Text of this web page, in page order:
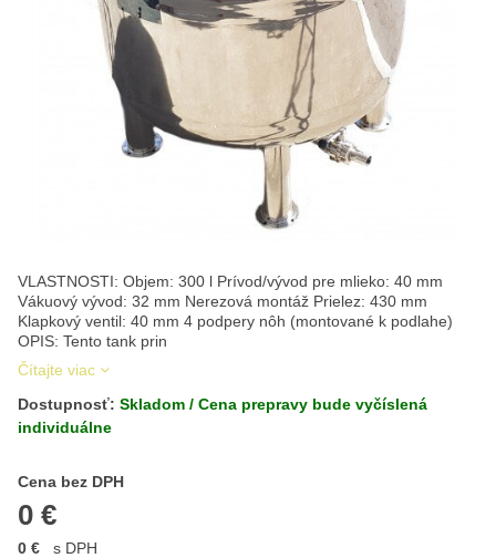
VLASTNOSTI: Objem: 300 l Prívod/vývod pre mlieko: 40 mm
Vákuový vývod: 32 mm Nerezová montáž Prielez: 430 mm
Klapkový ventil: 40 mm 4 podpery nôh (montované k podlahe)
OPIS: Tento tank prin
Čítajte viac
Dostupnosť: Skladom / Cena prepravy bude vyčíslená
individuálne
Cena bez DPH
0 €
Cena s DPH
0 € s DPH